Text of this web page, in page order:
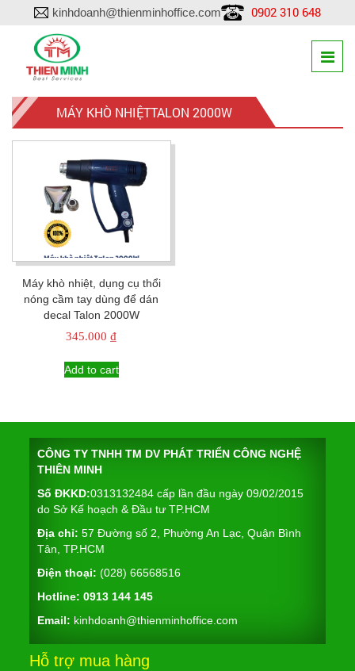
kinhdoanh@thienminhoffice.com 0902 310 648
MÁY KHÒ NHIỆTTALON 2000W
Máy khò nhiệt, dụng cụ thổi
nóng cầm tay dùng để dán
decal Talon 2000W
345.000₫
Add to cart
CÔNG TY TNHH TM DV PHÁT TRIỂN CÔNG NGHỆ
THIÊN MINH
Số ĐKKD:0313132484 cấp lần đầu ngày 09/02/2015
do Sở Kế hoạch & Đầu tư TP.HCM
Địa chỉ: 57 Đường số 2, Phường An Lạc, Quận Bình
Tân, TP.HCM
Điện thoại: (028) 66568516
Hotline: 0913 144 145
Email: kinhdoanh@thienminhoffice.com
Hỗ trợ mua hàng